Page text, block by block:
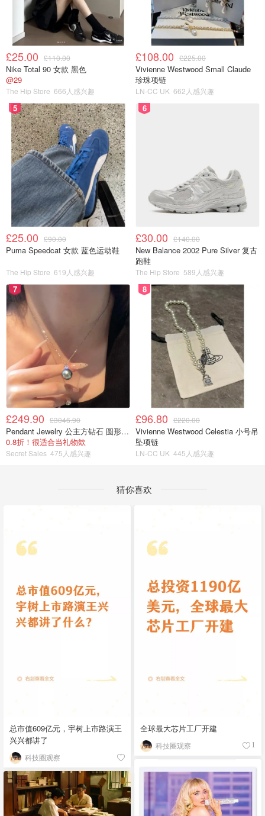
£25.00 £110.00
Nike Total 90 女款 黑色
@29
The Hip Store 666人感兴趣
£108.00 £225.00
Vivienne Westwood Small Claude
珍珠项链
LN-CC UK 662人感兴趣
5
£25.00 £90.00
Puma Speedcat 女款 蓝色运动鞋
The Hip Store 619人感兴趣
6
£30.00 £140.00
New Balance 2002 Pure Silver 复古
跑鞋
The Hip Store 589人感兴趣
7
£249.90 £3046.90
Pendant Jewelry 公主方钻石 圆形大溪地珍珠吊坠 11-12mm
0.8折！很适合当礼物欸
Secret Sales 475人感兴趣
8
£96.80 £220.00
Vivienne Westwood Celestia 小号吊
坠项链
LN-CC UK 445人感兴趣
猜你喜欢
总市值609亿元，宇树上市路演王
兴兴都讲了
科技圈观察
全球最大芯片工厂开建
科技圈观察 1